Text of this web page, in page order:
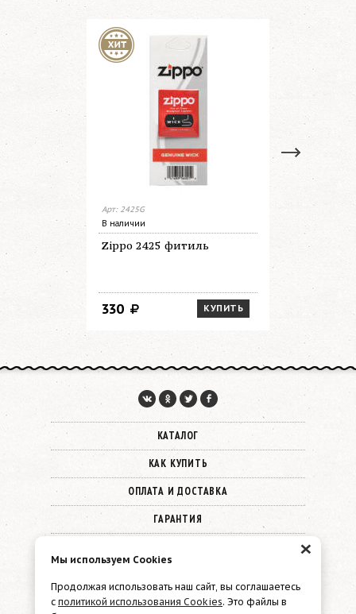
Арт: 2425G
В наличии
Zippo 2425 фитиль
КУПИТЬ
330
В наличии
2406NG
КАТАЛОГ
КАК КУПИТЬ
ОПЛАТА И ДОСТАВКА
ГАРАНТИЯ
×
Мы используем Cookies
Продолжая использовать наш сайт, вы соглашаетесь
с политикой использования Cookies. Это файлы в